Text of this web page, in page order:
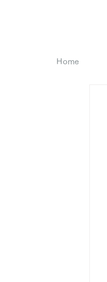
Home